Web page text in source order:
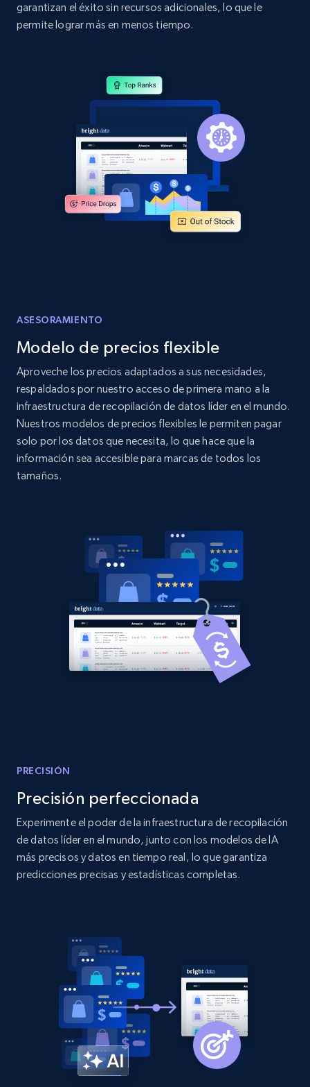
Home Depot US - Gather data on products
using specified keywords
Comenzar ahora
Home Depot US - Discover products by
specified URL
URL, Domain, Country code, Model number,
Home Depot US - Discover products by
specified UPC
URL, Domain, Country code, Model number,
Sku, Product id, Product name, Manufacturer,
and more.
2.1K+
Home Depot US - Discovery products by
specific category URL
URL, Domain, Country code, Model number,
Sku, Product id, Product name, Manufacturer,
and more.
355+ Comenzar ahora
more.
2.1K+ 375+ Comenzar ahora
Amazon products global dataset - Collects
375+ Comenzar ahora
Amazon products global dataset -
Collecting products by keyword search
garantizan el éxito sin recursos adicionales, lo que le
permite lograr más en menos tiempo.
ASESORAMIENTO
Modelo de precios flexible
Aproveche los precios adaptados a sus necesidades,
respaldados por nuestro acceso de primera mano a la
infraestructura de recopilación de datos líder en el mundo.
Nuestros modelos de precios flexibles le permiten pagar
solo por los datos que necesita, lo que hace que la
información sea accesible para marcas de todos los
tamaños.
PRECISIÓN
Precisión perfeccionada
Experimente el poder de la infraestructura de recopilación
de datos líder en el mundo, junto con los modelos de IA
más precisos y datos en tiempo real, lo que garantiza
predicciones precisas y estadísticas completas.